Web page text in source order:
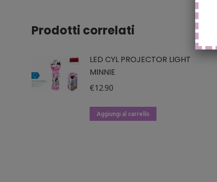
Prodotti correlati
LED CYL PROJECTOR LIGHT
MINNIE
€12.90
Aggiungi al carrello